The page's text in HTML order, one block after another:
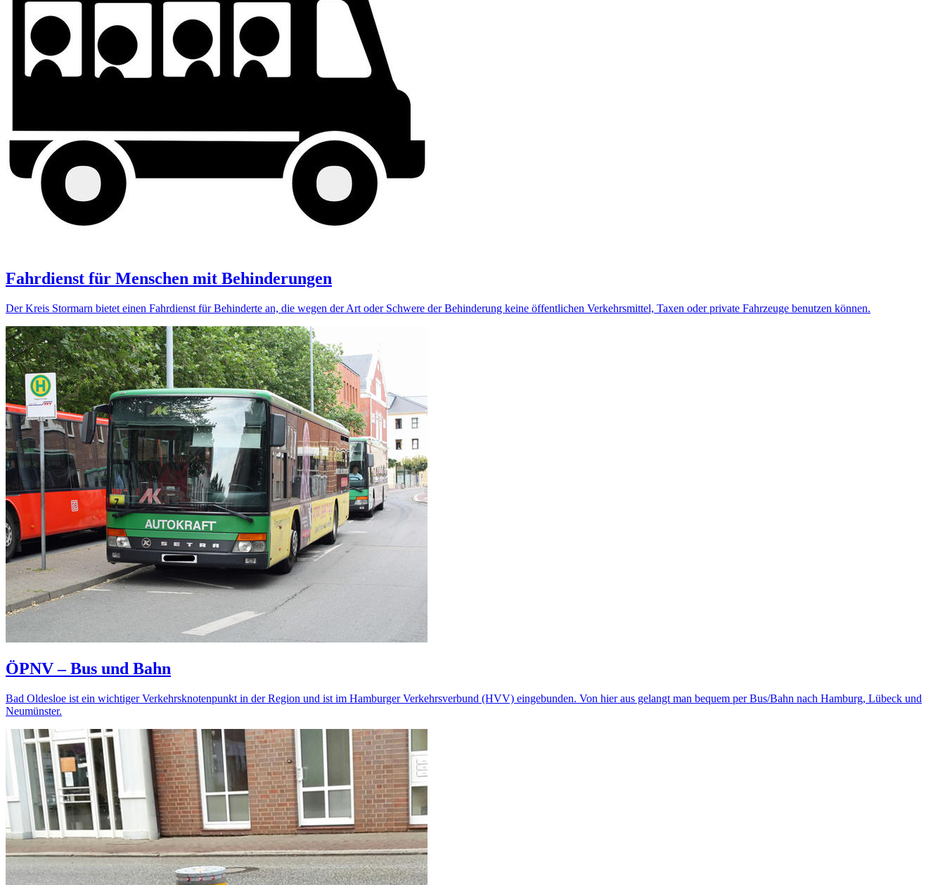
Fahrdienst für Menschen mit Behinderungen
Der Kreis Stormarn bietet einen Fahrdienst für Behinderte an, die wegen der Art oder Schwere der Behinderung keine öffentlichen Verkehrsmittel, Taxen oder private Fahrzeuge benutzen können.
ÖPNV – Bus und Bahn
Bad Oldesloe ist ein wichtiger Verkehrsknotenpunkt in der Region und ist im Hamburger Verkehrsverbund (HVV) eingebunden. Von hier aus gelangt man bequem per Bus/Bahn nach Hamburg, Lübeck und
Neumünster.